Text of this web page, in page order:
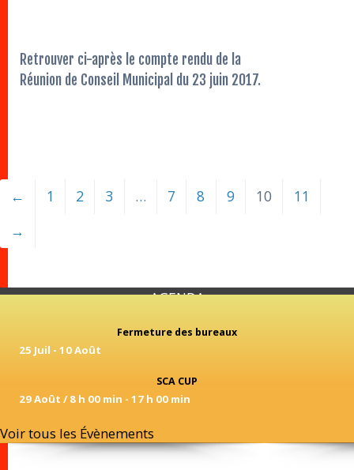
Retrouver ci-après le compte rendu de la
Réunion de Conseil Municipal du 23 juin 2017.
← 1 2 3 … 7 8 9 10
11
→
AGENDA
Fermeture des bureaux
25 Juil - 10 Août
SCA CUP
29 Août / 8 h 00 min - 17 h 00 min
Voir tous les Évènements